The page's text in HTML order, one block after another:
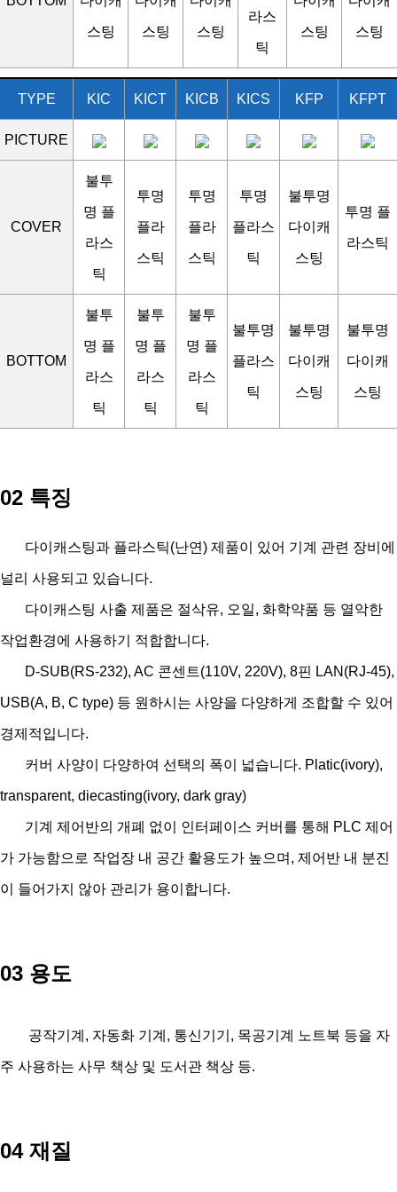
스팅 스팅 스팅
라스
틱
스팅 스팅
TYPE KIC KICT KICB KICS KFP KFPT
PICTURE
COVER
불투
명 플
라스
틱
투명
플라
스틱
투명
플라
스틱
투명
플라스
틱
불투명
다이캐
스팅
투명 플
라스틱
BOTTOM
불투
명 플
라스
틱
불투
명 플
라스
틱
불투
명 플
라스
틱
불투명
플라스
틱
불투명
다이캐
스팅
불투명
다이캐
스팅
02 특징
다이캐스팅과 플라스틱(난연) 제품이 있어 기계 관련 장비에
널리 사용되고 있습니다.
다이캐스팅 사출 제품은 절삭유, 오일, 화학약품 등 열악한
작업환경에 사용하기 적합합니다.
D-SUB(RS-232), AC 콘센트(110V, 220V), 8핀 LAN(RJ-45),
USB(A, B, C type) 등 원하시는 사양을 다양하게 조합할 수 있어
경제적입니다.
커버 사양이 다양하여 선택의 폭이 넓습니다. Platic(ivory),
transparent, diecasting(ivory, dark gray)
기계 제어반의 개폐 없이 인터페이스 커버를 통해 PLC 제어
가 가능함으로 작업장 내 공간 활용도가 높으며, 제어반 내 분진
이 들어가지 않아 관리가 용이합니다.
03 용도
공작기계, 자동화 기계, 통신기기, 목공기계 노트북 등을 자
주 사용하는 사무 책상 및 도서관 책상 등.
04 재질